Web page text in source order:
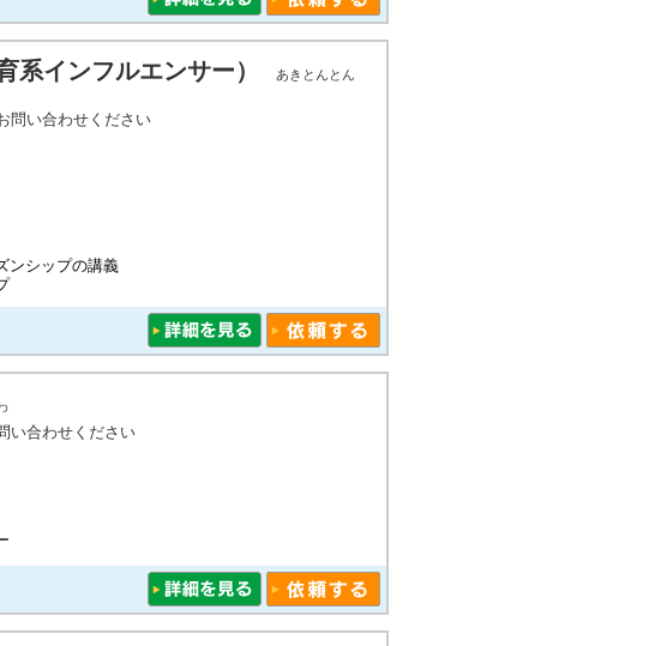
インフルエンサー）
あきとんとん
問い合わせください
ンシップの講義
い合わせください